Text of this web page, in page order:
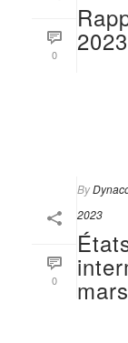
0 2023
0
By
2023